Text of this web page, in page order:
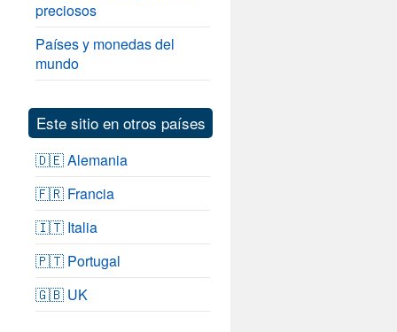
preciosos
Países y monedas del
mundo
Este sitio en otros países
🇩🇪 Alemania
🇫🇷 Francia
🇮🇹 Italia
🇵🇹 Portugal
🇬🇧 UK